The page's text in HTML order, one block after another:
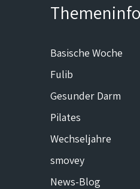
Basische Woche
Fulib
Gesunder Darm
Pilates
Wechseljahre
smovey
News-Blog